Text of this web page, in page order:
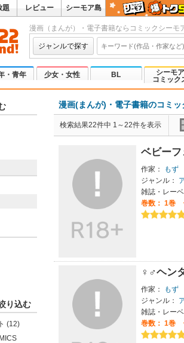
題 レビュー シーモア島
漫画（まんが）・電子書籍ならコミックシーモ
ジャンルで探す
・青年 少女・女性 BL
シーモア
コミック
り込む
(12)
漫画(まんが)・電子書籍のコミ
検索結果22件中 1～22件を表示
ベビー
作家：
もず
ジャンル：
雑誌・レーベ
巻数： 1巻
♀♂ヘン
作家：
もず
ジャンル：
雑誌・レーベ
巻数： 1巻